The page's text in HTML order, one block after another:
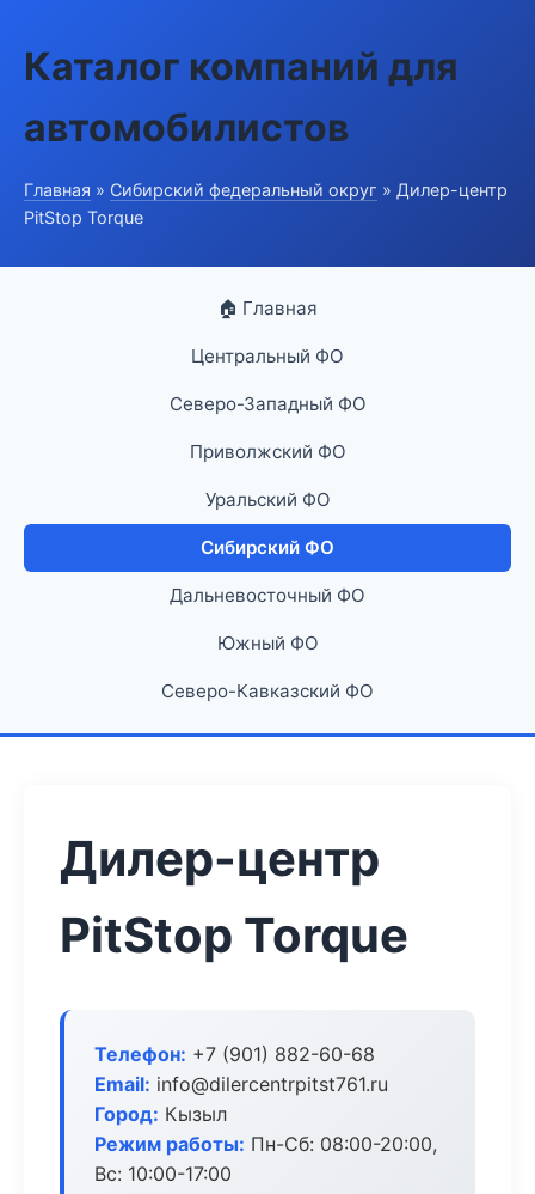
Каталог компаний для
автомобилистов
Главная » Сибирский федеральный округ » Дилер-центр
PitStop Torque
🏠 Главная
Центральный ФО
Северо-Западный ФО
Приволжский ФО
Уральский ФО
Сибирский ФО
Дальневосточный ФО
Южный ФО
Северо-Кавказский ФО
Дилер-центр
PitStop Torque
Телефон: +7 (901) 882-60-68
Email: info@dilercentrpitst761.ru
Город: Кызыл
Режим работы: Пн-Сб: 08:00-20:00,
Вс: 10:00-17:00